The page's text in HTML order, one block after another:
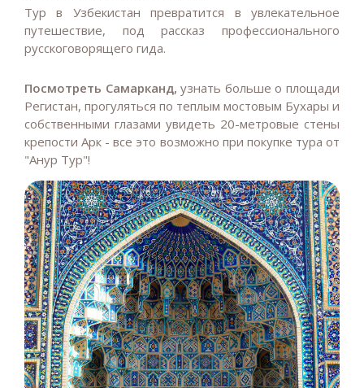
Тур в Узбекистан превратится в увлекательное
путешествие, под рассказ профессионального
русскоговорящего гида.
Посмотреть Самарканд, узнать больше о площади
Регистан, прогуляться по теплым мостовым Бухары и
собственными глазами увидеть 20-метровые стены
крепости Арк - все это возможно при покупке тура от
"Анур Тур"!